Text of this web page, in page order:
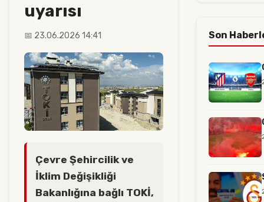
uyarısı
📅 23.06.2026 14:41
Çevre Şehircilik ve
İklim Değişikliği
Bakanlığına bağlı TOKİ,
Son